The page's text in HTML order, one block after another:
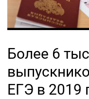
Более 6
ЕГЭ в 2019